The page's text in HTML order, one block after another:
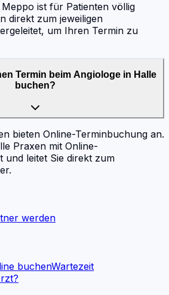
ist für Patienten völlig
direkt zum jeweiligen
um Ihren Termin zu
Termin beim Angiologe in Halle
buchen?
bieten Online-Terminbuchung an.
Praxen mit Online-
und leitet Sie direkt zum
werden
buchenWartezeit